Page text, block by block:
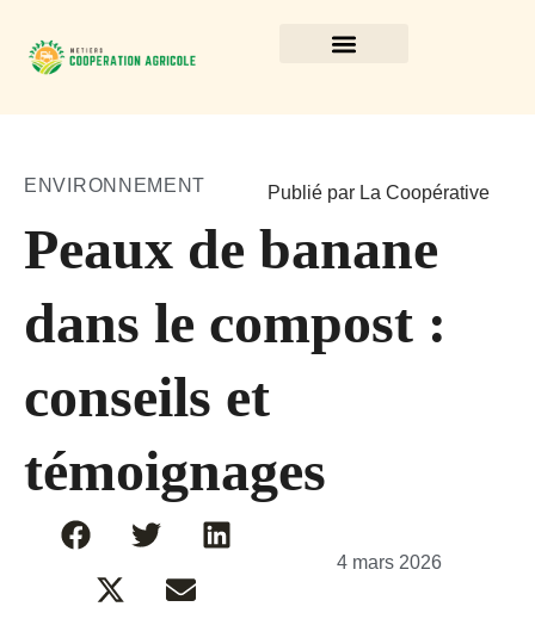
ENVIRONNEMENT Publié par La Coopérative
Peaux de banane
dans le compost :
conseils et
témoignages
4 mars 2026